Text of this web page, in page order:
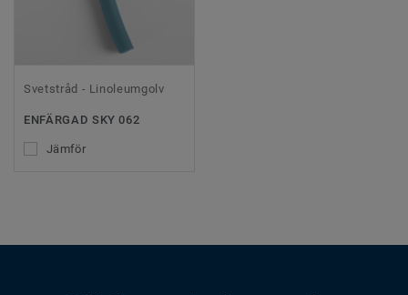
Svetstråd - Linoleumgolv
ENFÄRGAD SKY 062
Jämför